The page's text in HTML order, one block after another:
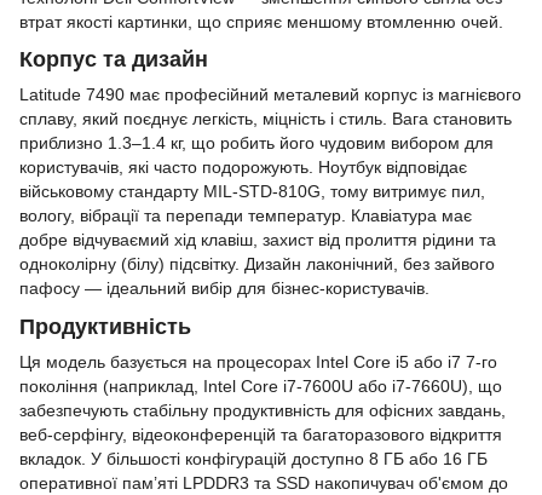
втрат якості картинки, що сприяє меншому втомленню очей.
Корпус та дизайн
Latitude 7490 має професійний металевий корпус із магнієвого
сплаву, який поєднує легкість, міцність і стиль. Вага становить
приблизно 1.3–1.4 кг, що робить його чудовим вибором для
користувачів, які часто подорожують. Ноутбук відповідає
військовому стандарту MIL-STD-810G, тому витримує пил,
вологу, вібрації та перепади температур. Клавіатура має
добре відчуваємий хід клавіш, захист від пролиття рідини та
одноколірну (білу) підсвітку. Дизайн лаконічний, без зайвого
пафосу — ідеальний вибір для бізнес-користувачів.
Продуктивність
Ця модель базується на процесорах Intel Core i5 або i7 7-го
покоління (наприклад, Intel Core i7-7600U або i7-7660U), що
забезпечують стабільну продуктивність для офісних завдань,
веб-серфінгу, відеоконференцій та багаторазового відкриття
вкладок. У більшості конфігурацій доступно 8 ГБ або 16 ГБ
оперативної пам’яті LPDDR3 та SSD накопичувач об'ємом до